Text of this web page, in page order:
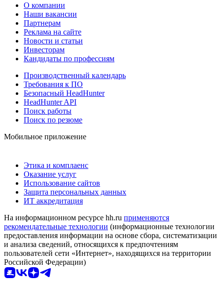
О компании
Наши вакансии
Партнерам
Реклама на сайте
Новости и статьи
Инвесторам
Кандидаты по профессиям
Производственный календарь
Требования к ПО
Безопасный HeadHunter
HeadHunter API
Поиск работы
Поиск по резюме
Мобильное приложение
Этика и комплаенс
Оказание услуг
Использование сайтов
Защита персональных данных
ИТ аккредитация
На информационном ресурсе hh.ru применяются
рекомендательные технологии (информационные технологии
предоставления информации на основе сбора, систематизации
и анализа сведений, относящихся к предпочтениям
пользователей сети «Интернет», находящихся на территории
Российской Федерации)